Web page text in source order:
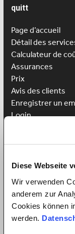
Diese Webseite
Wir verwenden
anderem zur
Cookies können
werden.
quitt
Page d’accueil
Détail des
Calculateur de
Assurances
Prix
Avis des clients
Enregistrer un
Login
Engager un
Avantages pour
Enregistrement
Login pour
Gagnez un cours